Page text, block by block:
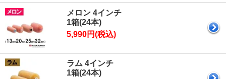
メロン 4インチ
1箱(24本)
5,990円(税込)
ラム 4インチ
1箱(24本)